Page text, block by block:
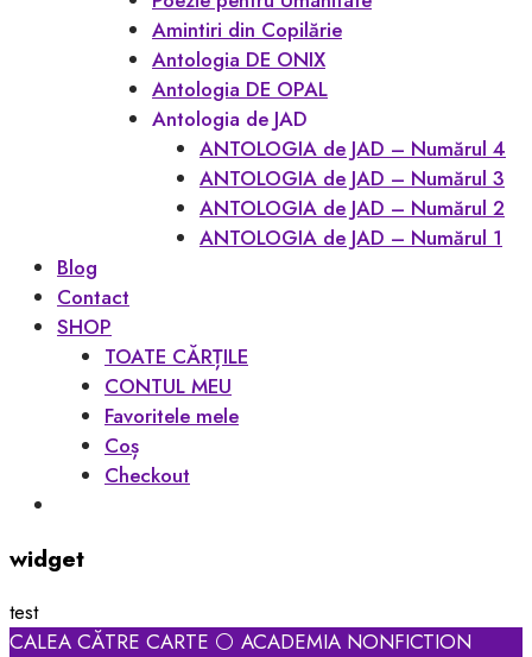
Amintiri din Copilărie
Antologia DE ONIX
Antologia DE OPAL
Antologia de JAD
ANTOLOGIA de JAD – Numărul 4
ANTOLOGIA de JAD – Numărul 3
ANTOLOGIA de JAD – Numărul 2
ANTOLOGIA de JAD – Numărul 1
Blog
Contact
SHOP
TOATE CĂRȚILE
CONTUL MEU
Favoritele mele
Coș
Checkout
widget
test
CALEA CĂTRE CARTE ⚪ ACADEMIA NONFICTION